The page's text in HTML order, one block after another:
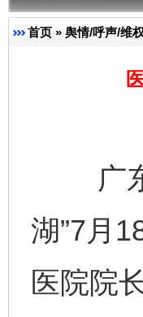
首页 » 舆情/呼声/维权
广东
湖”7月
医院院